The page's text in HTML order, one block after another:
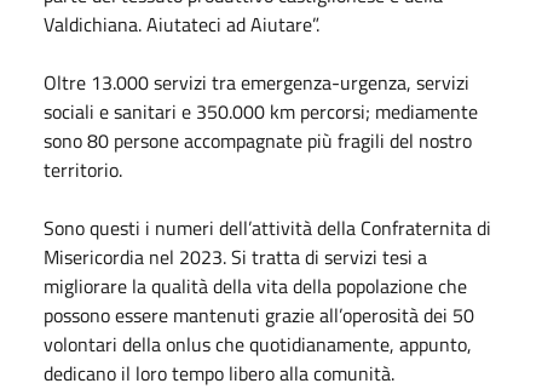
Valdichiana. Aiutateci ad Aiutare”.
Oltre 13.000 servizi tra emergenza-urgenza, servizi
sociali e sanitari e 350.000 km percorsi; mediamente
sono 80 persone accompagnate più fragili del nostro
territorio.
Sono questi i numeri dell’attività della Confraternita di
Misericordia nel 2023. Si tratta di servizi tesi a
migliorare la qualità della vita della popolazione che
possono essere mantenuti grazie all’operosità dei 50
volontari della onlus che quotidianamente, appunto,
dedicano il loro tempo libero alla comunità.